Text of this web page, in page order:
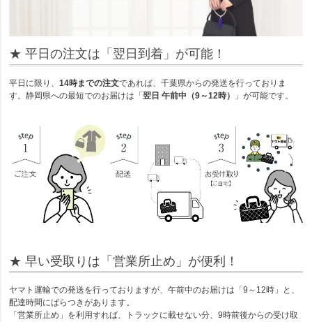
★ 平日の注文は「翌日到着」が可能！
平日に限り、14時までの注文であれば、千葉県からの発送を行っておりま
す。静岡県への最短でのお届けは「翌日 午前中（9～12時） 」が可能です。
★ 早い受取りは「営業所止め」が便利！
ヤマト運輸での発送を行っておりますが、午前中のお届けは「9～12時」と、
配達時間にばらつきがあります。
「営業所止め」を利用すれば、トラックに載せない分、9時前後からの受け取